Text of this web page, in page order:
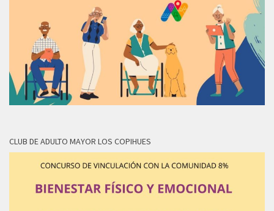
CLUB DE ADULTO MAYOR LOS COPIHUES